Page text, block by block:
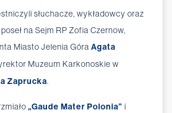
słuchacze, wykładowcy oraz
na Sejm RP Zofia Czernow,
Miasto Jelenia Góra Agata
Muzeum Karkonoskie w
Zaprucka.
„Gaude Mater Polonia” i